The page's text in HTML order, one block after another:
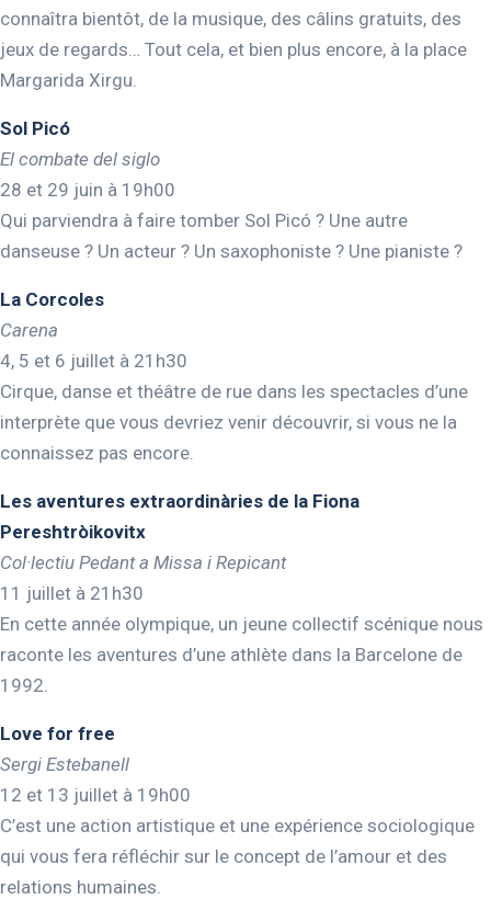
connaîtra bientôt, de la musique, des câlins gratuits, des
jeux de regards… Tout cela, et bien plus encore, à la place
Margarida Xirgu.
Sol Picó
El combate del siglo
28 et 29 juin à 19h00
Qui parviendra à faire tomber Sol Picó ? Une autre
danseuse ? Un acteur ? Un saxophoniste ? Une pianiste ?
La Corcoles
Carena
4, 5 et 6 juillet à 21h30
Cirque, danse et théâtre de rue dans les spectacles d’une
interprète que vous devriez venir découvrir, si vous ne la
connaissez pas encore.
Les aventures extraordinàries de la Fiona
Pereshtròikovitx
Col·lectiu Pedant a Missa i Repicant
11 juillet à 21h30
En cette année olympique, un jeune collectif scénique nous
raconte les aventures d’une athlète dans la Barcelone de
1992.
Love for free
Sergi Estebanell
12 et 13 juillet à 19h00
C’est une action artistique et une expérience sociologique
qui vous fera réfléchir sur le concept de l’amour et des
relations humaines.